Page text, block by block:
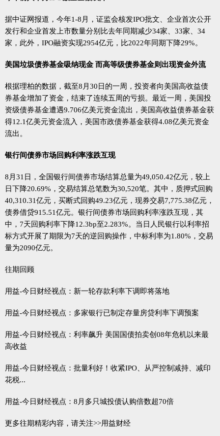
据中证网报道，今年1-8月，证监会核发IPO批文、企业首次公开
发行和企业首发上市数量分别比去年同期减少34家、33家、34
家，此外，IPO融资实现2954亿元，比2022年同期下降29%。
美国垃圾债券基金吸纳现金 而高等级债券基金则出现资金外流
根据理柏的数据，截至8月30日的一周，投资者向美国高收益债
券基金增加了资金，结束了连续五周的亏损。最近一周，美国投
资级债券基金遭遇9.706亿美元资金流出，美国高收益债券基金获
得12.1亿美元资金流入，美国市政债券基金获得4.08亿美元资金
流出。
银行间债券市场回购利率涨跌互现
8月31日，全国银行间债券市场结算总量为49,050.42亿元，较上
日下降20.69%，交易结算总笔数为30,520笔。其中，质押式回购
40,310.31亿元，买断式回购49.23亿元，现券交易7,775.38亿元，
债券借贷915.51亿元。银行间债券市场回购利率涨跌互现，其
中，7天回购利率下降12.3bp至2.283%。当日人民银行以利率招
标方式开展了期限为7天的逆回购操作，中标利率为1.80%，交易
量为2090亿元。
往期回顾
用益-今日财经视点：新一轮存款利率下调即将落地
用益-今日财经视点：多家银行已制定存量房贷利率下调预案
用益-今日财经视点：利率飙升 美国国债拍卖创08年危机以来最
高收益
用益-今日财经视点：批量利好！收紧IPO、从严控制减持、减印
花税...
用益-今日财经视点：8月多只城投债认购倍数超70倍
更多往期精彩内容，请关注>>用益财经